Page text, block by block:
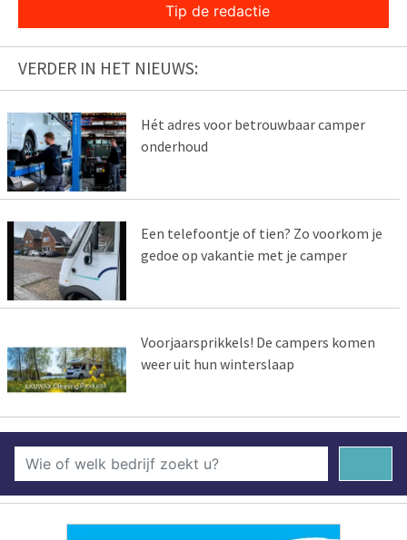
Tip de redactie
VERDER IN HET NIEUWS:
Hét adres voor betrouwbaar camper
onderhoud
Een telefoontje of tien? Zo voorkom je
gedoe op vakantie met je camper
Voorjaarsprikkels! De campers komen
weer uit hun winterslaap